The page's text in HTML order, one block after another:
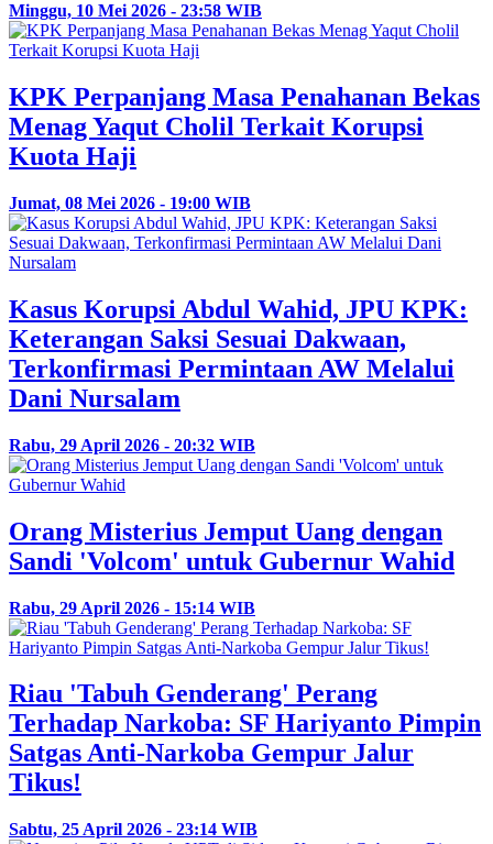
Minggu, 10 Mei 2026 - 23:58 WIB
KPK Perpanjang Masa Penahanan Bekas
Menag Yaqut Cholil Terkait Korupsi
Kuota Haji
Jumat, 08 Mei 2026 - 19:00 WIB
Kasus Korupsi Abdul Wahid, JPU KPK:
Keterangan Saksi Sesuai Dakwaan,
Terkonfirmasi Permintaan AW Melalui
Dani Nursalam
Rabu, 29 April 2026 - 20:32 WIB
Orang Misterius Jemput Uang dengan
Sandi 'Volcom' untuk Gubernur Wahid
Rabu, 29 April 2026 - 15:14 WIB
Riau 'Tabuh Genderang' Perang
Terhadap Narkoba: SF Hariyanto Pimpin
Satgas Anti-Narkoba Gempur Jalur
Tikus!
Sabtu, 25 April 2026 - 23:14 WIB